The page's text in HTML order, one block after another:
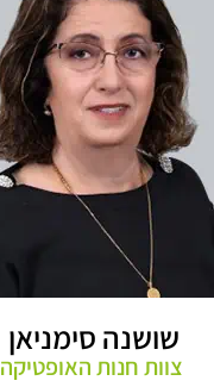
שושנה סימניאן
צוות חנות האופטיקה